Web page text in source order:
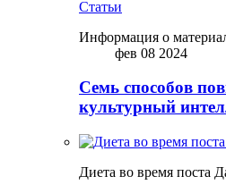
Статьи
Информация о
фев 08 2024
Семь способов
культурный
Диета во время поста